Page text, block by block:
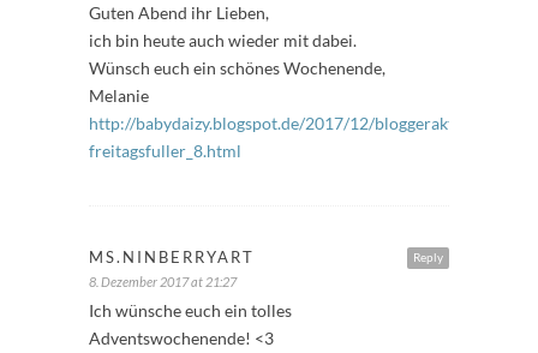
Guten Abend ihr Lieben,
ich bin heute auch wieder mit dabei.
Wünsch euch ein schönes Wochenende,
Melanie
http://babydaizy.blogspot.de/2017/12/bloggeraktion-
freitagsfuller_8.html
Reply
MS.NINBERRYART
8. Dezember 2017 at 21:27
Ich wünsche euch ein tolles
Adventswochenende! <3